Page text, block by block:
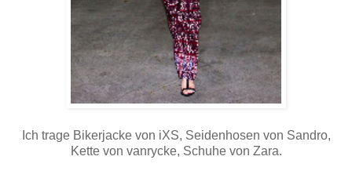
Ich trage Bikerjacke von iXS, Seidenhosen von Sandro,
Kette von vanrycke, Schuhe von Zara.